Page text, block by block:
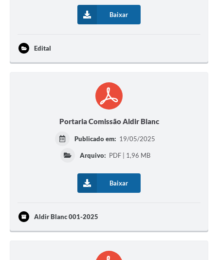
Baixar
Edital
Portaria Comissão Aldir Blanc
Publicado em: 19/05/2025
Arquivo: PDF | 1,96 MB
Baixar
Aldir Blanc 001-2025